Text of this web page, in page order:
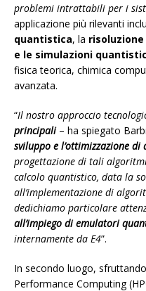
problemi intrattabili per i
applicazione più rilevanti
quantistica, la
e le simulazioni
fisica teorica, chimica
avanzata.
“Il nostro approccio
principali– ha spiegato
sviluppo e l’ottimizzazione
progettazione di tali
calcolo quantistico, data la
all’implementazione di
dedichiamo particolare
all’impiego di emulatori
internamente da E4”.
In secondo luogo, sfruttando
Performance Computing